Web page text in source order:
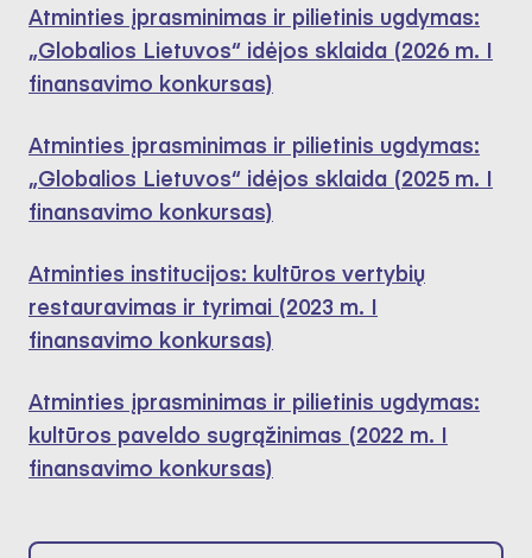
Atminties įprasminimas ir pilietinis ugdymas:
„Globalios Lietuvos“ idėjos sklaida (2026 m. I
finansavimo konkursas)
Atminties įprasminimas ir pilietinis ugdymas:
„Globalios Lietuvos“ idėjos sklaida (2025 m. I
finansavimo konkursas)
Atminties institucijos: kultūros vertybių
restauravimas ir tyrimai (2023 m. I
finansavimo konkursas)
Atminties įprasminimas ir pilietinis ugdymas:
kultūros paveldo sugrąžinimas (2022 m. I
finansavimo konkursas)